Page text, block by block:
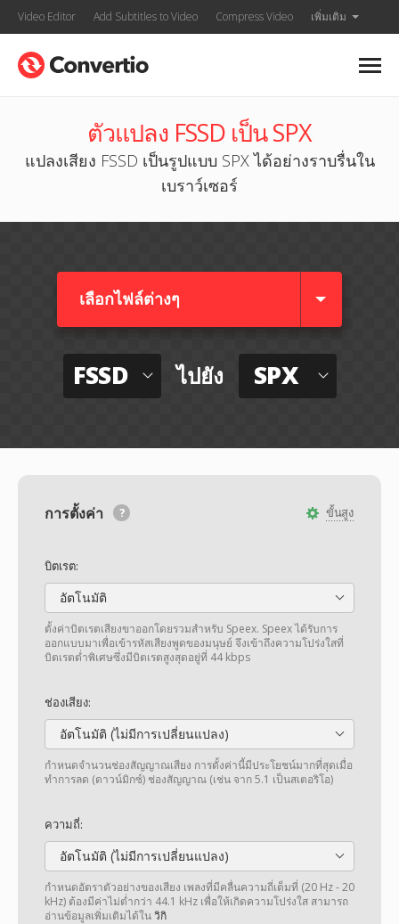
Video Editor Add Subtitles to Video Compress Video เพิ่มเติม
ตัวแปลง FSSD เป็น SPX
แปลงเสียง FSSD เป็นรูปแบบ SPX ได้อย่างราบรื่นใน
เบราว์เซอร์
เลือกไฟล์ต่างๆ​
FSSD ไปยัง SPX
ขั้นสูง
การตั้งค่า
บิตเรต:
อัตโนมัติ
ตั้งค่าบิตเรตเสียงขาออกโดยรวมสำหรับ Speex. Speex ได้รับการ
ออกแบบมาเพื่อเข้ารหัสเสียงพูดของมนุษย์ จึงเข้าถึงความโปร่งใสที่
บิตเรตต่ำพิเศษซึ่งมีบิตเรตสูงสุดอยู่ที่ 44 kbps
ช่องเสียง:
อัตโนมัติ (ไม่มีการเปลี่ยนแปลง)
กำหนดจำนวนช่องสัญญาณเสียง การตั้งค่านี้มีประโยชน์มากที่สุดเมื่อ
ทำการลด (ดาวน์มิกซ์) ช่องสัญญาณ (เช่น จาก 5.1 เป็นสเตอริโอ)
ความถี่:
อัตโนมัติ (ไม่มีการเปลี่ยนแปลง)
กำหนดอัตราตัวอย่างของเสียง เพลงที่มีคลื่นความถี่เต็มที่ (20 Hz - 20
kHz) ต้องมีค่าไม่ต่ำกว่า 44.1 kHz เพื่อให้เกิดความโปร่งใส สามารถ
อ่านข้อมูลเพิ่มเติมได้ในวิกิ